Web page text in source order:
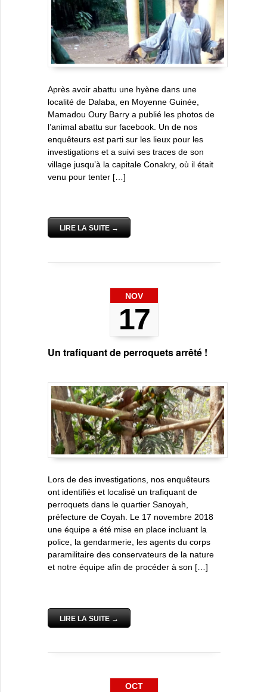
Après avoir abattu une hyène dans une
localité de Dalaba, en Moyenne Guinée,
Mamadou Oury Barry a publié les photos de
l’animal abattu sur facebook. Un de nos
enquêteurs est parti sur les lieux pour les
investigations et a suivi ses traces de son
village jusqu’à la capitale Conakry, où il était
venu pour tenter […]
LIRE LA SUITE →
NOV
17
Un trafiquant de perroquets arrêté !
Lors de des investigations, nos enquêteurs
ont identifiés et localisé un trafiquant de
perroquets dans le quartier Sanoyah,
préfecture de Coyah. Le 17 novembre 2018
une équipe a été mise en place incluant la
police, la gendarmerie, les agents du corps
paramilitaire des conservateurs de la nature
et notre équipe afin de procéder à son […]
LIRE LA SUITE →
OCT